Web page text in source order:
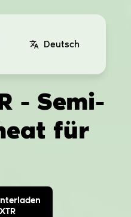
Deutsch
- Semi-
für